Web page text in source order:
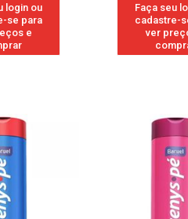
login ou
se para
e
Faça seu
cadastre-
ver